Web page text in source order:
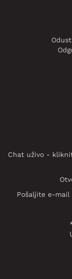
Chat uživo -
Pošaljite e-mail